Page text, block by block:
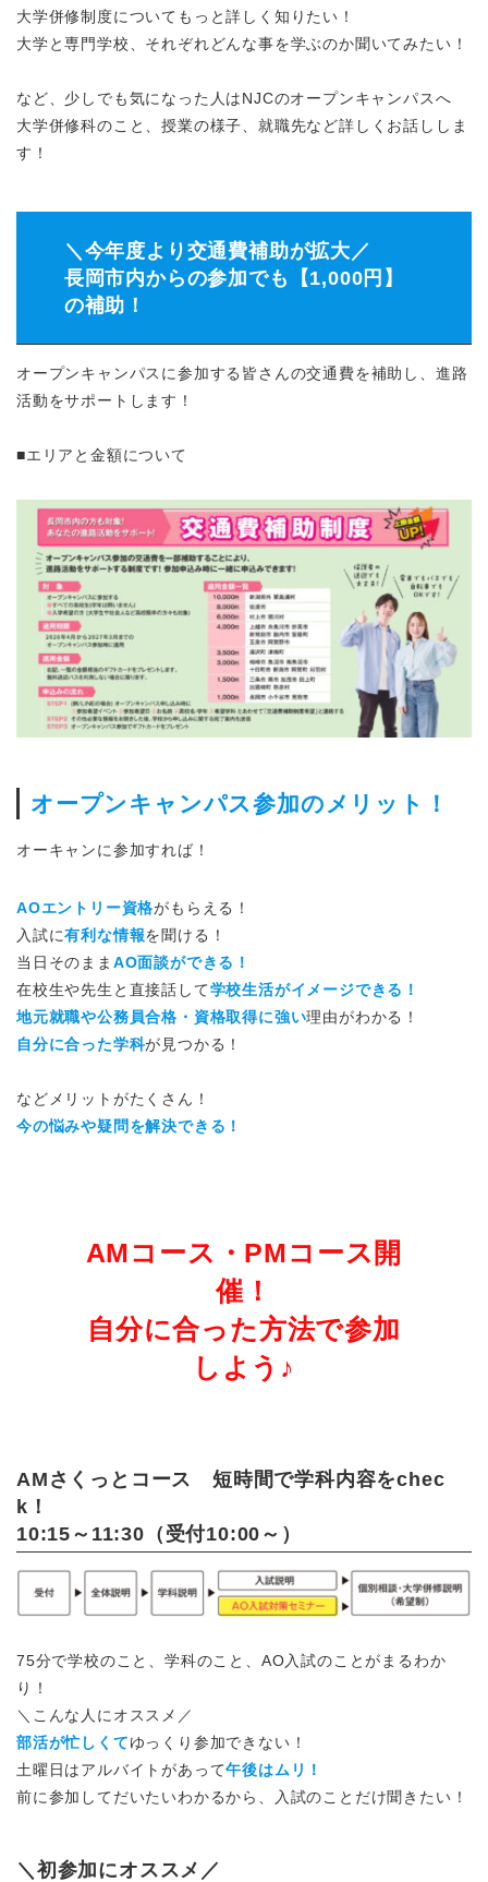
大学併修制度についてもっと詳しく知りたい！
大学と専門学校、それぞれどんな事を学ぶのか聞いてみたい！
など、少しでも気になった人はNJCのオープンキャンパスへ
大学併修科のこと、授業の様子、就職先など詳しくお話ししま
す！
＼今年度より交通費補助が拡大／
長岡市内からの参加でも【1,000円】
の補助！
オープンキャンパスに参加する皆さんの交通費を補助し、進路
活動をサポートします！
■エリアと金額について
オープンキャンパス参加のメリット！
オーキャンに参加すれば！
AOエントリー資格がもらえる！
入試に有利な情報を聞ける！
当日そのまま AO面談ができる！
在校生や先生と直接話して学校生活がイメージできる！
地元就職や公務員合格・資格取得に強い理由がわかる！
自分に合った学科が見つかる！
などメリットがたくさん！
今の悩みや疑問を解決できる！
AMコース・PMコース開
催！
自分に合った方法で参加
しよう♪
AMさくっとコース 短時間で学科内容をchec
k！
10:15～11:30（受付10:00～）
75分で学校のこと、学科のこと、AO入試のことがまるわか
り！
＼こんな人にオススメ／
部活が忙しくてゆっくり参加できない！
土曜日はアルバイトがあって午後はムリ！
前に参加してだいたいわかるから、入試のことだけ聞きたい！
＼初参加にオススメ／